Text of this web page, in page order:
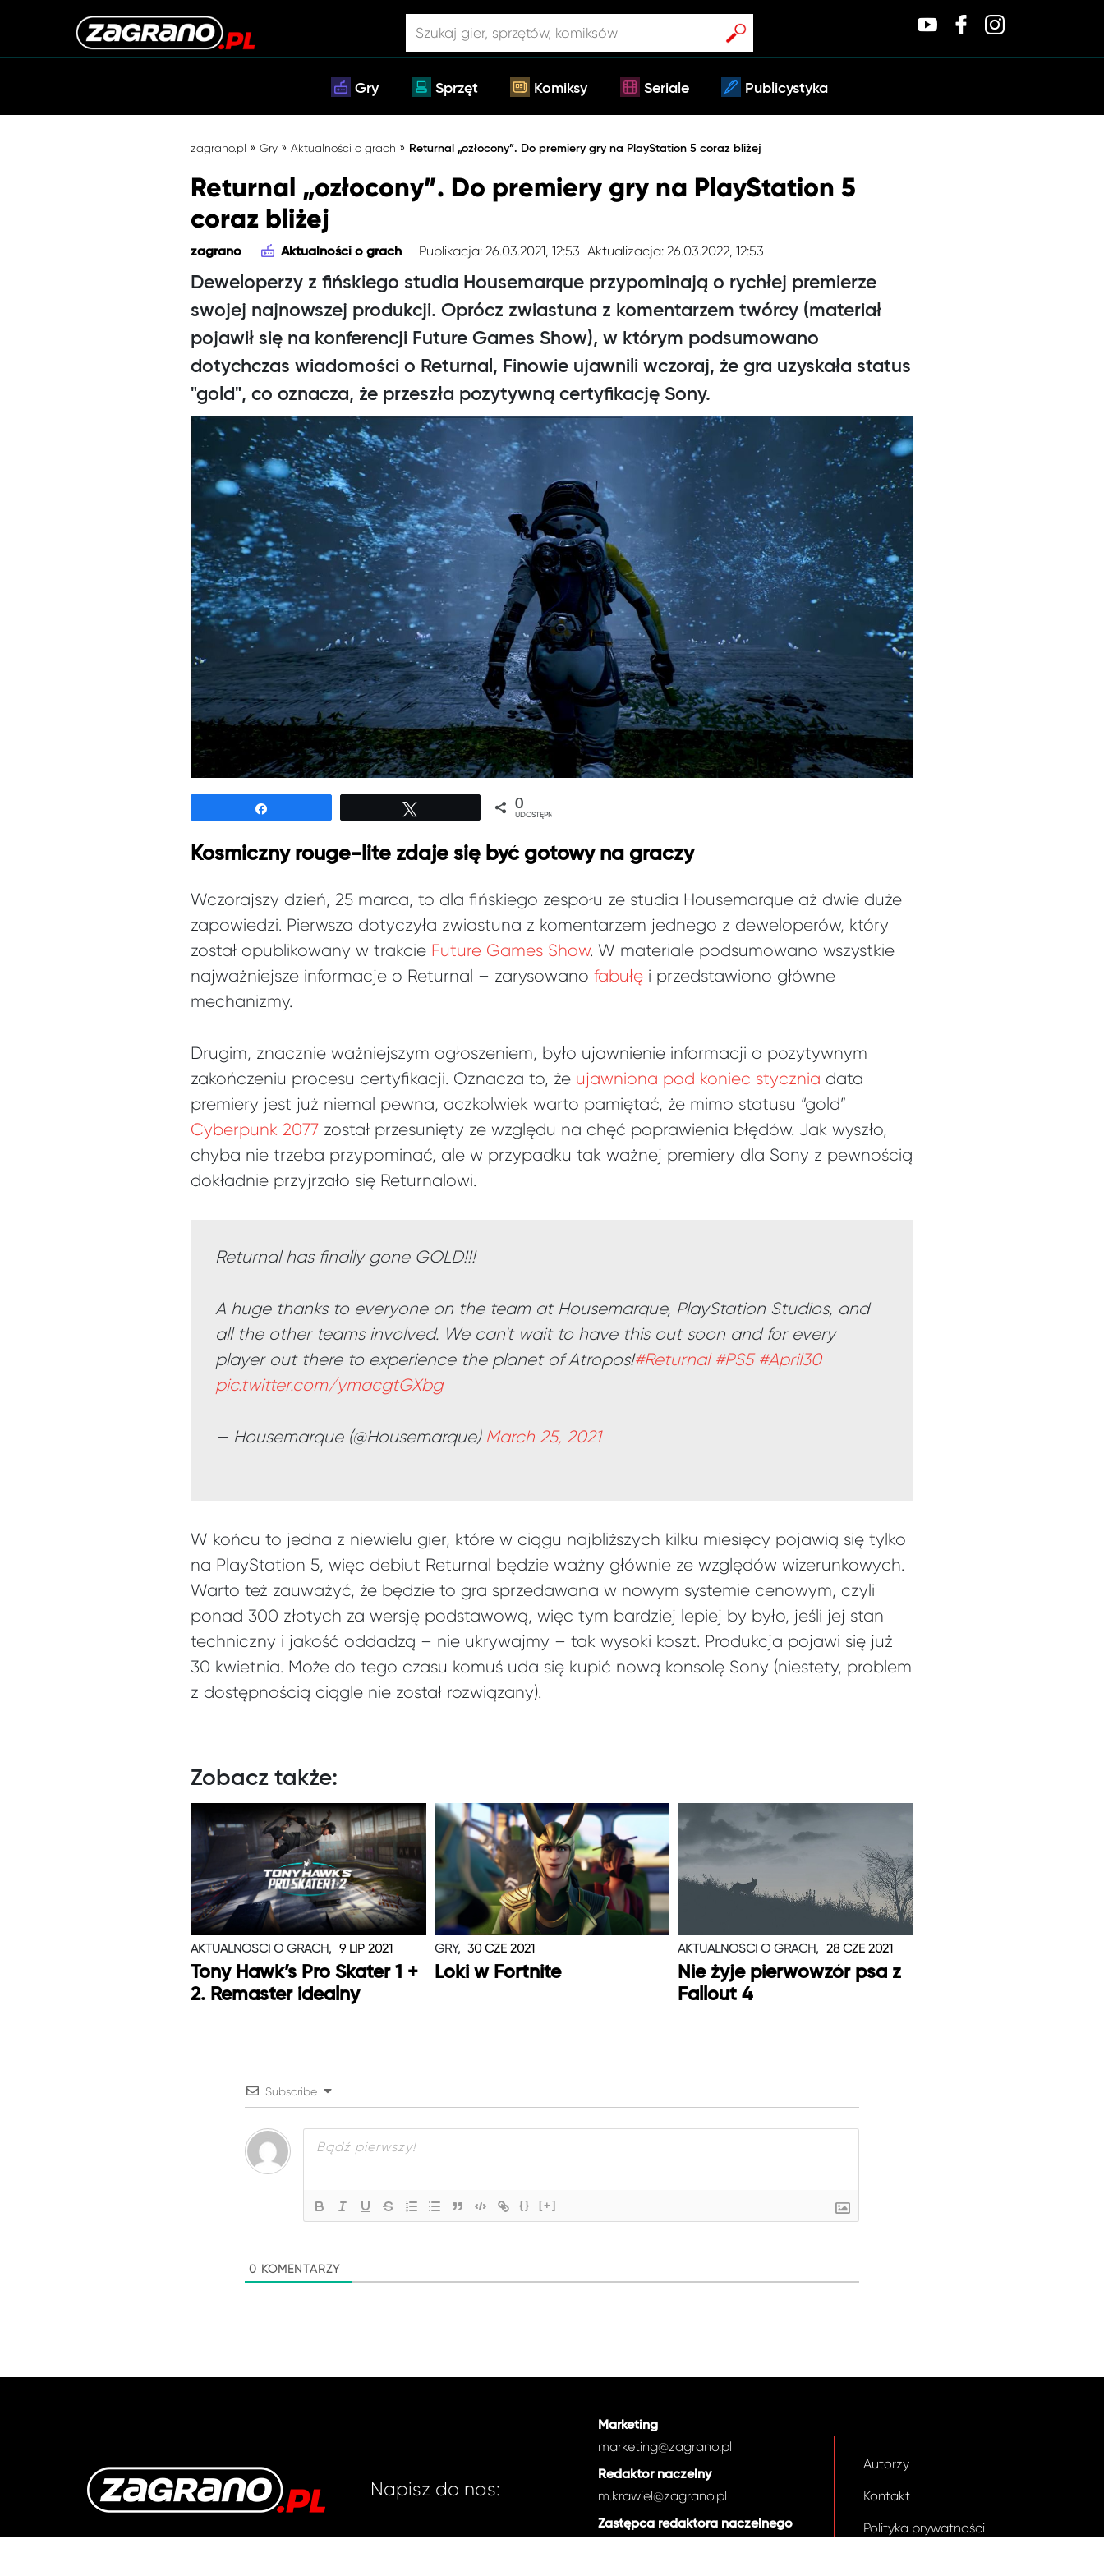
Gry Sprzęt Komiksy Seriale Publicystyka
zagrano.pl » Gry » Aktualności o grach » Returnal „ozłocony”. Do premiery gry na PlayStation 5 coraz bliżej
Returnal „ozłocony”. Do premiery gry na PlayStation 5
coraz bliżej
zagrano Aktualności o grach Publikacja: 26.03.2021, 12:53 Aktualizacja: 26.03.2022, 12:53
Deweloperzy z fińskiego studia Housemarque przypominają o rychłej premierze
swojej najnowszej produkcji. Oprócz zwiastuna z komentarzem twórcy (materiał
pojawił się na konferencji Future Games Show), w którym podsumowano
dotychczas wiadomości o Returnal, Finowie ujawnili wczoraj, że gra uzyskała status
"gold", co oznacza, że przeszła pozytywną certyfikację Sony.
0
UDOSTĘPNIEŃ
Kosmiczny rouge-lite zdaje się być gotowy na graczy
Wczorajszy dzień, 25 marca, to dla fińskiego zespołu ze studia Housemarque aż dwie duże
zapowiedzi. Pierwsza dotyczyła zwiastuna z komentarzem jednego z deweloperów, który
został opublikowany w trakcie Future Games Show. W materiale podsumowano wszystkie
najważniejsze informacje o Returnal – zarysowano fabułę i przedstawiono główne
mechanizmy.
Drugim, znacznie ważniejszym ogłoszeniem, było ujawnienie informacji o pozytywnym
zakończeniu procesu certyfikacji. Oznacza to, że ujawniona pod koniec stycznia data
premiery jest już niemal pewna, aczkolwiek warto pamiętać, że mimo statusu “gold”
Cyberpunk 2077 został przesunięty ze względu na chęć poprawienia błędów. Jak wyszło,
chyba nie trzeba przypominać, ale w przypadku tak ważnej premiery dla Sony z pewnością
dokładnie przyjrzało się Returnalowi.
Returnal has finally gone GOLD!!!
A huge thanks to everyone on the team at Housemarque, PlayStation Studios, and
all the other teams involved. We can't wait to have this out soon and for every
player out there to experience the planet of Atropos!#Returnal #PS5 #April30
pic.twitter.com/ymacgtGXbg
— Housemarque (@Housemarque) March 25, 2021
W końcu to jedna z niewielu gier, które w ciągu najbliższych kilku miesięcy pojawią się tylko
na PlayStation 5, więc debiut Returnal będzie ważny głównie ze względów wizerunkowych.
Warto też zauważyć, że będzie to gra sprzedawana w nowym systemie cenowym, czyli
ponad 300 złotych za wersję podstawową, więc tym bardziej lepiej by było, jeśli jej stan
techniczny i jakość oddadzą – nie ukrywajmy – tak wysoki koszt. Produkcja pojawi się już
30 kwietnia. Może do tego czasu komuś uda się kupić nową konsolę Sony (niestety, problem
z dostępnością ciągle nie został rozwiązany).
Zobacz także:
AKTUALNOŚCI O GRACH, 9 LIP 2021
Tony Hawk’s Pro Skater 1 +
2. Remaster idealny
GRY, 30 CZE 2021
Loki w Fortnite
AKTUALNOŚCI O GRACH, 28 CZE 2021
Nie żyje pierwowzór psa z
Fallout 4
Subscribe
{} [+]
0 KOMENTARZY
Napisz do nas:
Marketing
marketing@zagrano.pl
Redaktor naczelny
m.krawiel@zagrano.pl
Zastępca redaktora naczelnego
Autorzy
Kontakt
Polityka prywatności